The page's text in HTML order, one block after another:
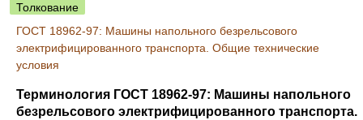
Толкование
ГОСТ 18962-97: Машины напольного безрельсового
электрифицированного транспорта. Общие технические
условия
Терминология ГОСТ 18962-97: Машины напольного
безрельсового электрифицированного транспорта.